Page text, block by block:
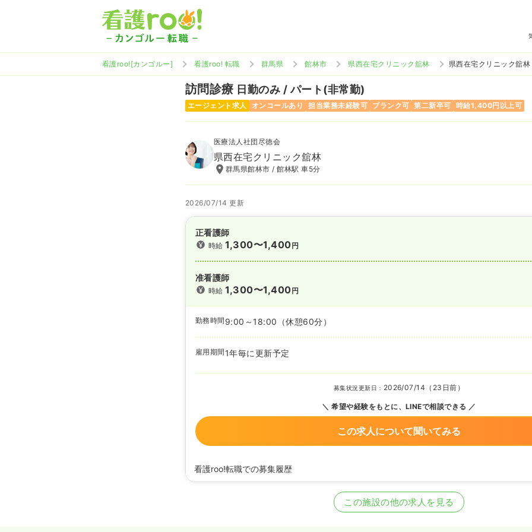
看護roo![カンゴルー] 看護roo! 転職 群馬県 館林市 県西在宅クリニック舘林 県西在宅クリニック舘
訪問診療 日勤のみ / パート(非常勤)
エージェント求人 オンコールあり 担当業務未経験可 ブランク可 第二新卒可 時給1,400円以上可
医療法人社団尽徳会
県西在宅クリニック舘林
群馬県館林市 / 館林駅 車5分
2026/07/14 更新
正看護師
時給1,300〜1,400円
准看護師
時給1,300〜1,400円
勤務時間 9:00～18:00 （休憩60分）
雇用期間 1年毎に更新予定
募集状況更新日： 2026/07/14（23日前）
希望や経験をもとに、LINEで相談できる
この求人について聞いてみる
看護roo!転職での募集履歴
この施設の他の求人を見る